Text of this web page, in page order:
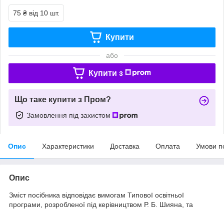
75 ₴ від 10 шт.
Купити
або
Купити з
Що таке купити з Пром?
Замовлення під захистом
Опис Характеристики Доставка Оплата Умови
Опис
Зміст посібника відповідає вимогам Типової освітньої
програми, розробленої під керівництвом Р. Б. Шияна, та